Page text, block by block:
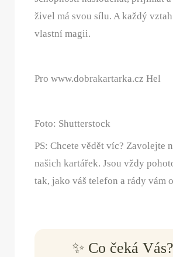
živel má svou sílu. A každý
vlastní magii.
Pro www.dobrakartarka.cz Hel
Foto: Shutterstock
PS: Chcete vědět víc? Zavolejte
našich kartářek. Jsou vždy
tak, jako váš telefon a rády vám
✨ Co čeká